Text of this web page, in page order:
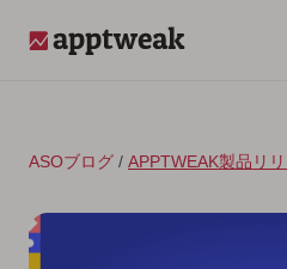
ASOブログ / APPTWEAK製品リ